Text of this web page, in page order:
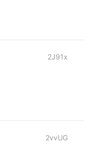
2J91x
2vvUG